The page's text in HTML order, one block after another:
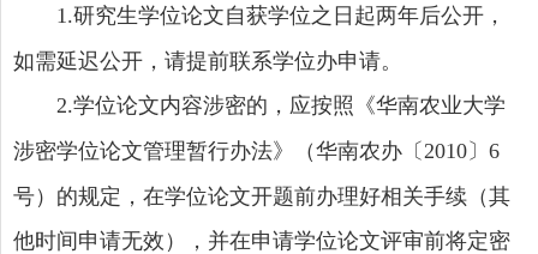
1.研究生学位论文自获学位之日起两年后公开，
如需延迟公开，请提前联系学位办申请。
2.学位论文内容涉密的，应按照《华南农业大学
涉密学位论文管理暂行办法》（华南农办〔2010〕 6
号）的规定，在学位论文开题前办理好相关手续（其
他时间申请无效），并在申请学位论文评审前将定密